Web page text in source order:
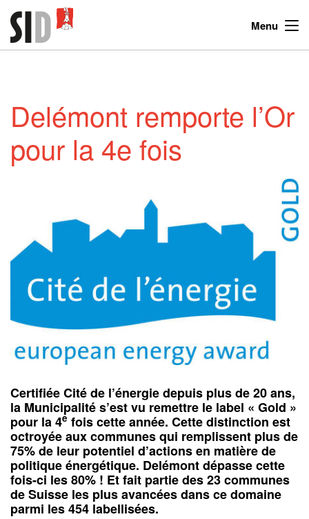
Menu
Delémont remporte l’Or
pour la 4e fois
Certifiée Cité de l’énergie depuis plus de 20 ans,
la Municipalité s’est vu remettre le label « Gold »
pour la 4e fois cette année. Cette distinction est
octroyée aux communes qui remplissent plus de
75% de leur potentiel d’actions en matière de
politique énergétique. Delémont dépasse cette
fois-ci les 80% ! Et fait partie des 23 communes
de Suisse les plus avancées dans ce domaine
parmi les 454 labellisées.